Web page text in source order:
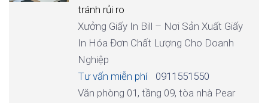
tránh rủi ro
Xưởng Giấy In Bill – Nơi Sản Xuất Giấy
In Hóa Đơn Chất Lượng Cho Doanh
Nghiệp
Tư vấn miễn phí
0911551550
Văn phòng 01, tầng 09, tòa nhà Pear